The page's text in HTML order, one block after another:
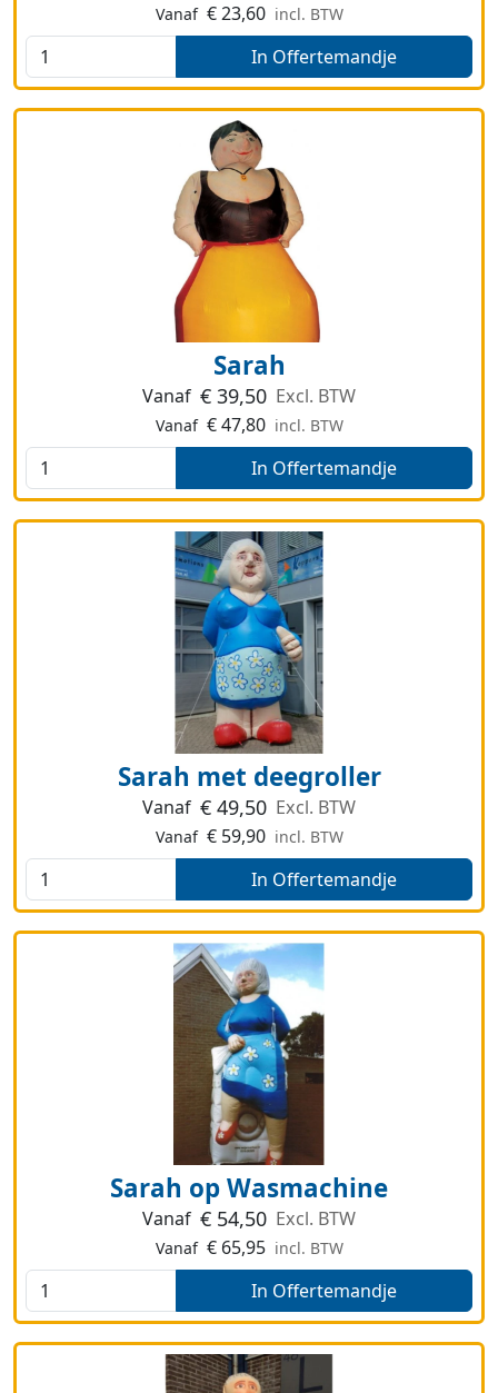
Vanaf € 23,60 incl. BTW
In Offertemandje
Sarah
Vanaf € 39,50 Excl. BTW
Vanaf € 47,80 incl. BTW
In Offertemandje
Sarah met deegroller
Vanaf € 49,50 Excl. BTW
Vanaf € 59,90 incl. BTW
In Offertemandje
Sarah op Wasmachine
Vanaf € 54,50 Excl. BTW
Vanaf € 65,95 incl. BTW
In Offertemandje